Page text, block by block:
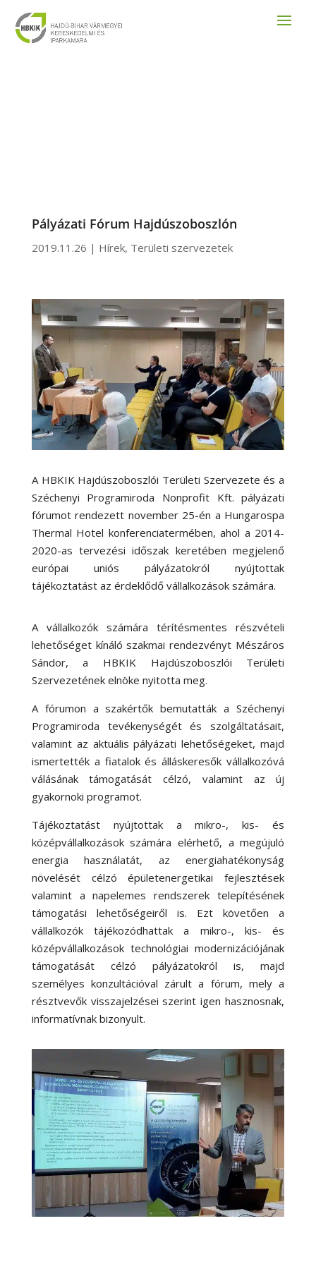
Pályázati Fórum Hajdúszoboszlón
2019.11.26 | Hírek, Területi szervezetek
A HBKIK Hajdúszoboszlói Területi Szervezete és a
Széchenyi Programiroda Nonprofit Kft. pályázati
fórumot rendezett november 25-én a Hungarospa
Thermal Hotel konferenciatermében, ahol a 2014-
2020-as tervezési időszak keretében megjelenő
európai uniós pályázatokról nyújtottak
tájékoztatást az érdeklődő vállalkozások számára.
A vállalkozók számára térítésmentes részvételi
lehetőséget kínáló szakmai rendezvényt Mészáros
Sándor, a HBKIK Hajdúszoboszlói Területi
Szervezetének elnöke nyitotta meg.
A fórumon a szakértők bemutatták a Széchenyi
Programiroda tevékenységét és szolgáltatásait,
valamint az aktuális pályázati lehetőségeket, majd
ismertették a fiatalok és álláskeresők vállalkozóvá
válásának támogatását célzó, valamint az új
gyakornoki programot.
Tájékoztatást nyújtottak a mikro-, kis- és
középvállalkozások számára elérhető, a megújuló
energia használatát, az energiahatékonyság
növelését célzó épületenergetikai fejlesztések
valamint a napelemes rendszerek telepítésének
támogatási lehetőségeiről is. Ezt követően a
vállalkozók tájékozódhattak a mikro-, kis- és
középvállalkozások technológiai modernizációjának
támogatását célzó pályázatokról is, majd
személyes konzultációval zárult a fórum, mely a
résztvevők visszajelzései szerint igen hasznosnak,
informatívnak bizonyult.